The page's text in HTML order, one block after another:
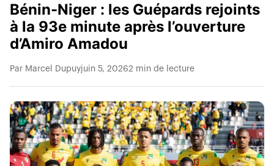
Bénin-Niger : les Guépards rejoints
à la 93e minute après l’ouverture
d’Amiro Amadou
Par Marcel Dupuyjuin 5, 20262 min de lecture